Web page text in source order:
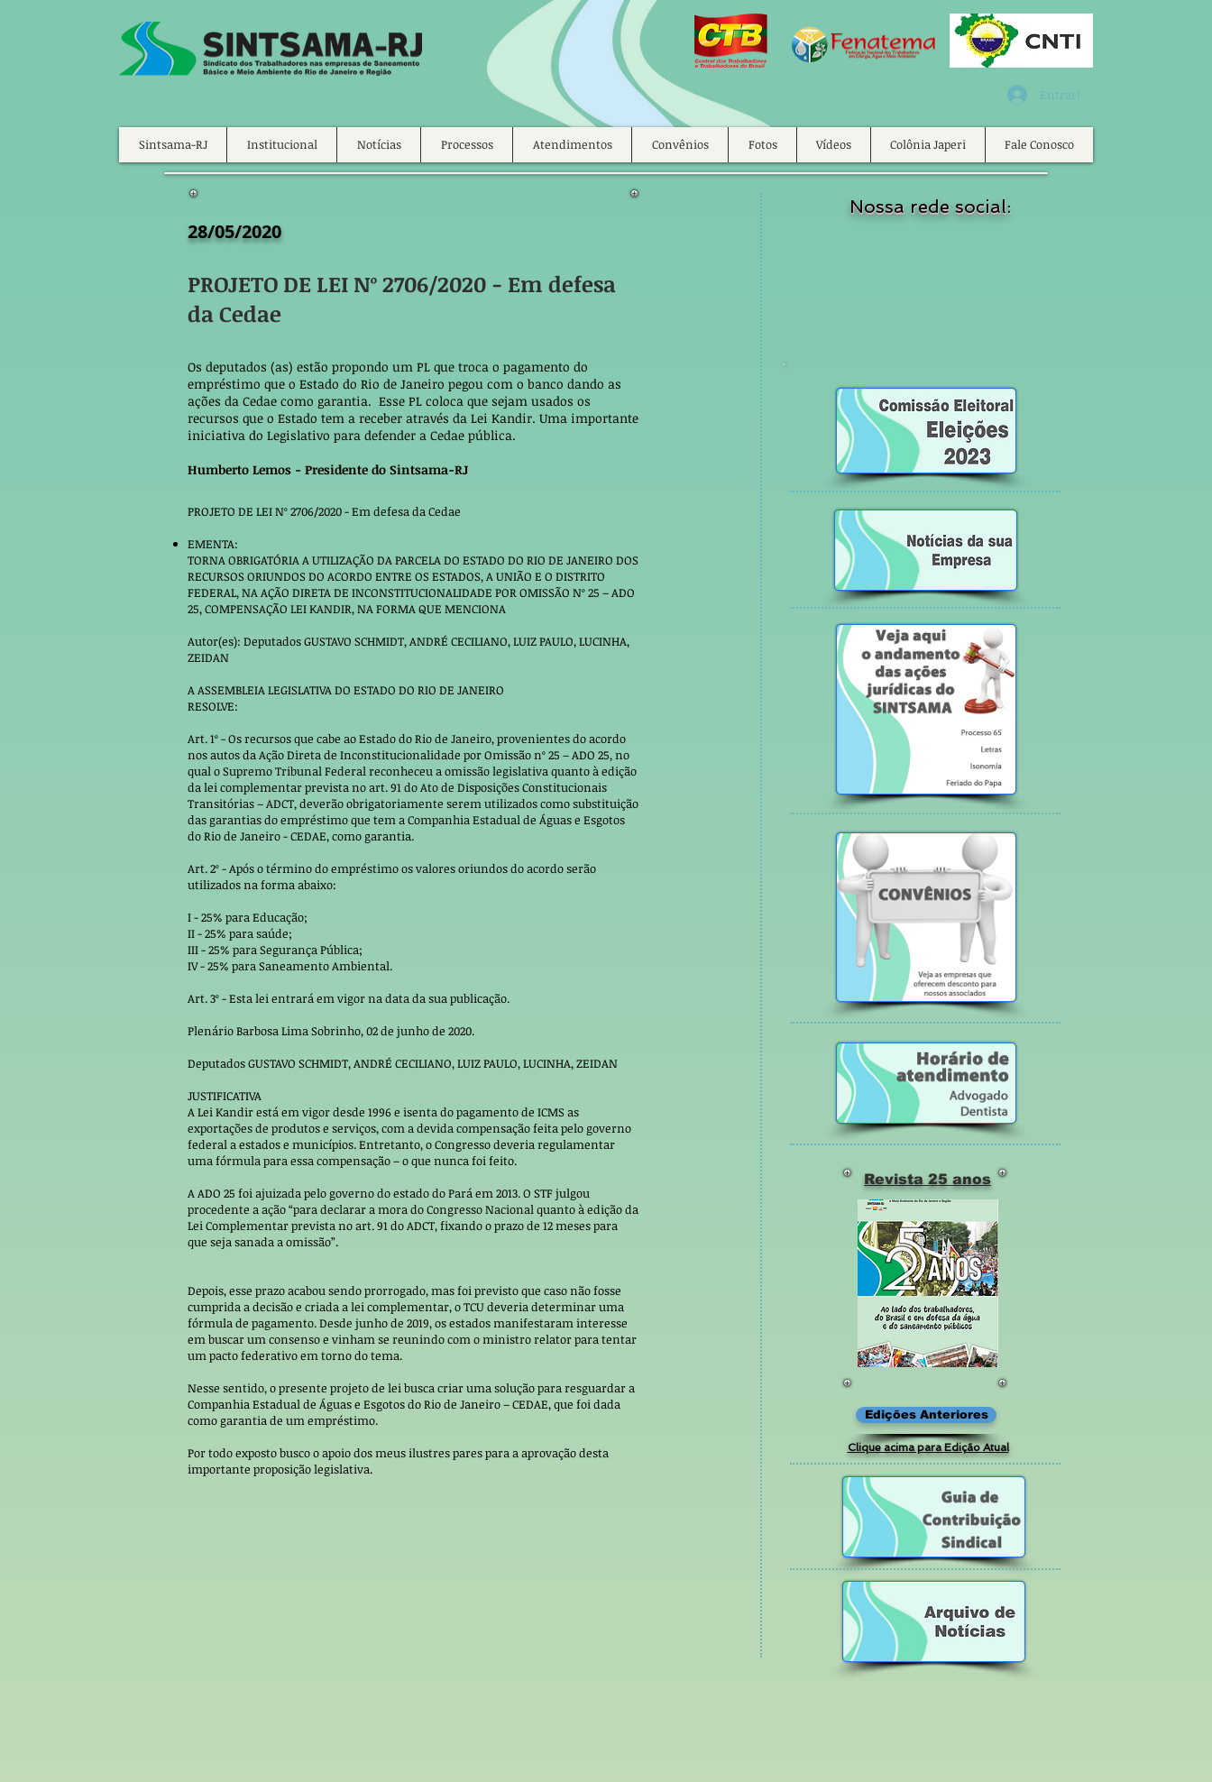
Entrar!
Sintsama-RJ Institucional Notícias Processos Atendimentos Convênios Fotos Vídeos Colônia Japeri Fale Conosco
28/05/2020
PROJETO DE LEI Nº 2706/2020 - Em defesa
da Cedae
Os deputados (as) estão propondo um PL que troca o pagamento do
empréstimo que o Estado do Rio de Janeiro pegou com o banco dando as
ações da Cedae como garantia. Esse PL coloca que sejam usados os
recursos que o Estado tem a receber através da Lei Kandir. Uma importante
iniciativa do Legislativo para defender a Cedae pública.
Humberto Lemos - Presidente do Sintsama-RJ
PROJETO DE LEI Nº 2706/2020 - Em defesa da Cedae
EMENTA:
TORNA OBRIGATÓRIA A UTILIZAÇÃO DA PARCELA DO ESTADO DO RIO DE JANEIRO DOS
RECURSOS ORIUNDOS DO ACORDO ENTRE OS ESTADOS, A UNIÃO E O DISTRITO
FEDERAL, NA AÇÃO DIRETA DE INCONSTITUCIONALIDADE POR OMISSÃO Nº 25 – ADO
25, COMPENSAÇÃO LEI KANDIR, NA FORMA QUE MENCIONA
Autor(es): Deputados GUSTAVO SCHMIDT, ANDRÉ CECILIANO, LUIZ PAULO, LUCINHA,
ZEIDAN
A ASSEMBLEIA LEGISLATIVA DO ESTADO DO RIO DE JANEIRO
RESOLVE:
Art. 1º - Os recursos que cabe ao Estado do Rio de Janeiro, provenientes do acordo
nos autos da Ação Direta de Inconstitucionalidade por Omissão nº 25 – ADO 25, no
qual o Supremo Tribunal Federal reconheceu a omissão legislativa quanto à edição
da lei complementar prevista no art. 91 do Ato de Disposições Constitucionais
Transitórias – ADCT, deverão obrigatoriamente serem utilizados como substituição
das garantias do empréstimo que tem a Companhia Estadual de Águas e Esgotos
do Rio de Janeiro - CEDAE, como garantia.
Art. 2º - Após o término do empréstimo os valores oriundos do acordo serão
utilizados na forma abaixo:
I - 25% para Educação;
II - 25% para saúde;
III - 25% para Segurança Pública;
IV - 25% para Saneamento Ambiental.
Art. 3º - Esta lei entrará em vigor na data da sua publicação.
Plenário Barbosa Lima Sobrinho, 02 de junho de 2020.
Deputados GUSTAVO SCHMIDT, ANDRÉ CECILIANO, LUIZ PAULO, LUCINHA, ZEIDAN
JUSTIFICATIVA
A Lei Kandir está em vigor desde 1996 e isenta do pagamento de ICMS as
exportações de produtos e serviços, com a devida compensação feita pelo governo
federal a estados e municípios. Entretanto, o Congresso deveria regulamentar
uma fórmula para essa compensação – o que nunca foi feito.
A ADO 25 foi ajuizada pelo governo do estado do Pará em 2013. O STF julgou
procedente a ação “para declarar a mora do Congresso Nacional quanto à edição da
Lei Complementar prevista no art. 91 do ADCT, fixando o prazo de 12 meses para
que seja sanada a omissão”.
Depois, esse prazo acabou sendo prorrogado, mas foi previsto que caso não fosse
cumprida a decisão e criada a lei complementar, o TCU deveria determinar uma
fórmula de pagamento. Desde junho de 2019, os estados manifestaram interesse
em buscar um consenso e vinham se reunindo com o ministro relator para tentar
um pacto federativo em torno do tema.
Nesse sentido, o presente projeto de lei busca criar uma solução para resguardar a
Companhia Estadual de Águas e Esgotos do Rio de Janeiro – CEDAE, que foi dada
como garantia de um empréstimo.
Por todo exposto busco o apoio dos meus ilustres pares para a aprovação desta
importante proposição legislativa.
Nossa rede social:
Revista 25 anos
Edições Anteriores
Clique acima para Edição Atual